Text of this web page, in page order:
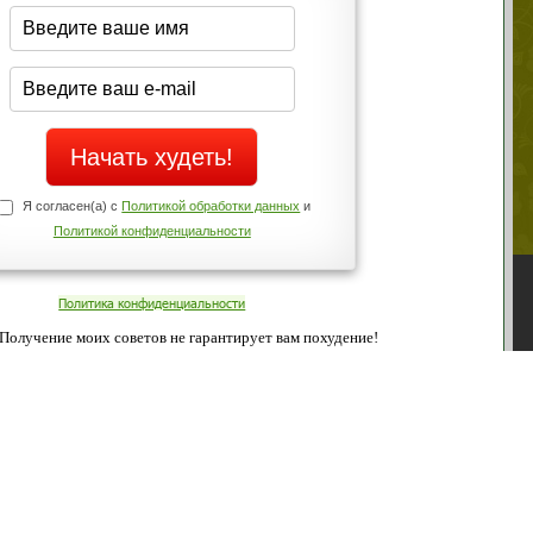
середине дня?
Нет
Телефоны службы поддержки
+7 (909) 421-77-27
cookies. Оставаясь с нами, вы соглашаетесь с нашей
Согласен